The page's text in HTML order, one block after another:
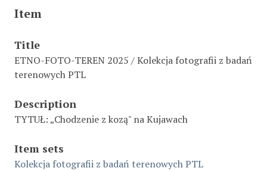
Item
Title
ETNO-FOTO-TEREN 2025 / Kolekcja fotografii z badań
terenowych PTL
Description
TYTUŁ: „Chodzenie z kozą" na Kujawach
Item sets
Kolekcja fotografii z badań terenowych PTL